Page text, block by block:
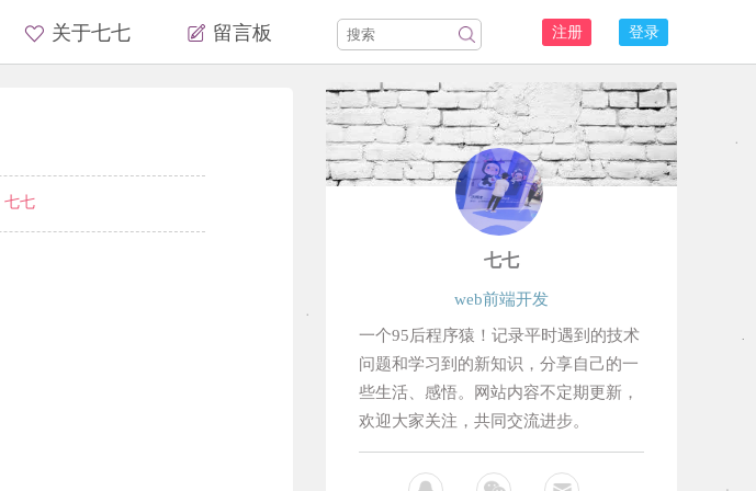
关于七七 留言板 注册 登录
七七
七七
web前端开发
一个95后程序猿！记录平时遇到的技术
问题和学习到的新知识，分享自己的一
些生活、感悟。网站内容不定期更新，
欢迎大家关注，共同交流进步。